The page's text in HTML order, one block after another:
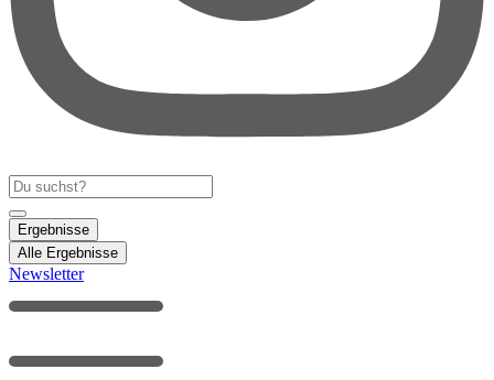
Search
...
Ergebnisse
Alle Ergebnisse
Newsletter